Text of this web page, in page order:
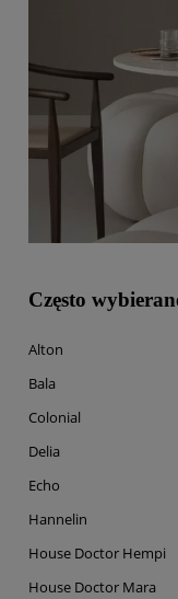
Często
Alton
Bala
Colonial
Delia
Echo
Hannelin
House Doctor Hempi
House Doctor Mara